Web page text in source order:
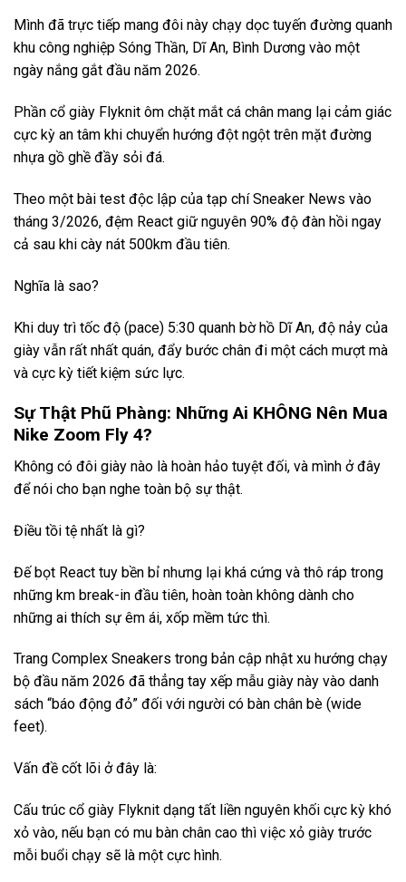
Mình đã trực tiếp mang đôi này chạy dọc tuyến đường quanh
khu công nghiệp Sóng Thần, Dĩ An, Bình Dương vào một
ngày nắng gắt đầu năm 2026.
Phần cổ giày Flyknit ôm chặt mắt cá chân mang lại cảm giác
cực kỳ an tâm khi chuyển hướng đột ngột trên mặt đường
nhựa gồ ghề đầy sỏi đá.
Theo một bài test độc lập của tạp chí Sneaker News vào
tháng 3/2026, đệm React giữ nguyên 90% độ đàn hồi ngay
cả sau khi cày nát 500km đầu tiên.
Nghĩa là sao?
Khi duy trì tốc độ (pace) 5:30 quanh bờ hồ Dĩ An, độ nảy của
giày vẫn rất nhất quán, đẩy bước chân đi một cách mượt mà
và cực kỳ tiết kiệm sức lực.
Sự Thật Phũ Phàng: Những Ai KHÔNG Nên Mua
Nike Zoom Fly 4?
Không có đôi giày nào là hoàn hảo tuyệt đối, và mình ở đây
để nói cho bạn nghe toàn bộ sự thật.
Điều tồi tệ nhất là gì?
Đế bọt React tuy bền bỉ nhưng lại khá cứng và thô ráp trong
những km break-in đầu tiên, hoàn toàn không dành cho
những ai thích sự êm ái, xốp mềm tức thì.
Trang Complex Sneakers trong bản cập nhật xu hướng chạy
bộ đầu năm 2026 đã thẳng tay xếp mẫu giày này vào danh
sách “báo động đỏ” đối với người có bàn chân bè (wide
feet).
Vấn đề cốt lõi ở đây là:
Cấu trúc cổ giày Flyknit dạng tất liền nguyên khối cực kỳ khó
xỏ vào, nếu bạn có mu bàn chân cao thì việc xỏ giày trước
mỗi buổi chạy sẽ là một cực hình.